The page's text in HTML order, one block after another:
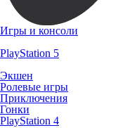
Игры и консоли
PlayStation 5
Экшен
Ролевые игры
Приключения
Гонки
PlayStation 4